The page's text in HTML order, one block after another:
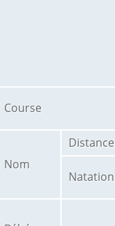
Course
Nom
Distance
Natation